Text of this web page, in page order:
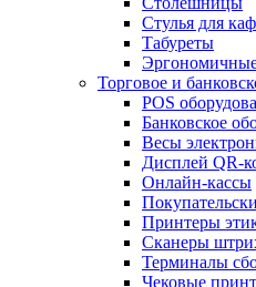
Стулья для
Табуреты
Торговое и
POS
Банковское
Весы
Дисплей QR-
Онлайн-кассы
Принтеры
Сканеры
Терминалы
Чековые